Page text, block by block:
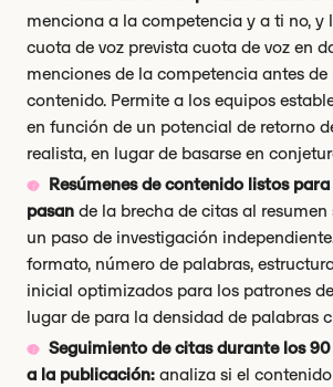
menciona a la competencia y a ti no, y
cuota de voz prevista cuota de voz en
menciones de la competencia antes
contenido. Permite a los equipos
en función de un potencial de retorno
realista, en lugar de basarse en
Resúmenes de contenido listos
pasande la brecha de citas al
un paso de investigación
formato, número de palabras,
inicial optimizados para los patrones
lugar de para la densidad de palabras
Seguimiento de citas durante los
a la publicación: analiza si el